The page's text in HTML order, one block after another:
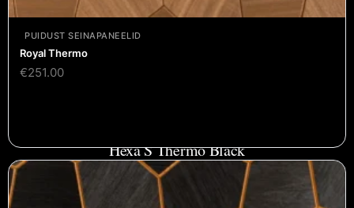
Hexa S Thermo Black
€294.00
PUIDUST SEINAPANEELID
Royal Thermo
€251.00